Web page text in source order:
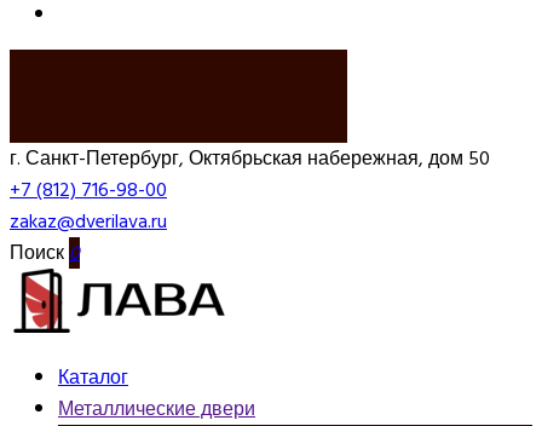
г. Санкт-Петербург, Октябрьская набережная, дом 50
+7 (812) 716-98-00
zakaz@dverilava.ru
Поиск0
Каталог
Металлические двери